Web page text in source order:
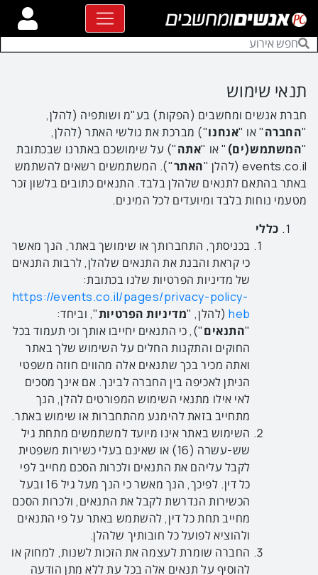
תנאי שימוש
חברת אנשים ומחשבים (הפקות) בע"מ ושותפיה (להלן,
"החברה" או "אנחנו") מברכת את גולשי האתר (להלן,
"המשתמש(ים) " או "אתה") על שימושכם באתרנו שבכתובת
events.co.il (להלן "
האתר"). המשתמשים רשאים להשתמש
באתר בהתאם לתנאים שלהלן בלבד. התנאים כתובים בלשון זכר
מטעמי נוחות בלבד ומיועדים לכל המינים.
כללי
בכניסתך, התחברותך או שימושך באתר, הנך מאשר
כי קראת והבנת את התנאים שלהלן, לרבות התנאים
של מדיניות הפרטיות שלנו בכתובת:
https://events.co.il/pages/privacy-policy-
heb(להלן, "מדיניות הפרטיות", וביחד:
"התנאים"), כי התנאים יחייבו אותך וכי תעמוד בכל
החוקים והתקנות החלים על השימוש שלך באתר
ואתה מכיר בכך שתנאים אלה מהווים חוזה משפטי
הניתן לאכיפה בין החברה לבינך. אם אינך מסכים
לאי אילו מתנאי השימוש המפורטים להלן, הנך
מתחייב בזאת להימנע מהתחברות או שימוש באתר.
השימוש באתר אינו מיועד למשתמשים מתחת גיל
שש-עשרה (16) או שאינם בעלי כשירות משפטית
לקבל עליהם את התנאים ולכרות הסכם מחייב לפי
כל דין. לפיכך, הנך מאשר כי הנך מעל גיל 16 ובעל
הכשירות הנדרשת לקבל את התנאים, ולכרות הסכם
מחייב תחת כל דין, להשתמש באתר על פי התנאים
ולהוציא לפועל כל חובותיך שלהלן.
החברה שומרת לעצמה את הזכות לשנות, למחוק או
להוסיף על תנאים אלה בכל עת ללא מתן הודעה